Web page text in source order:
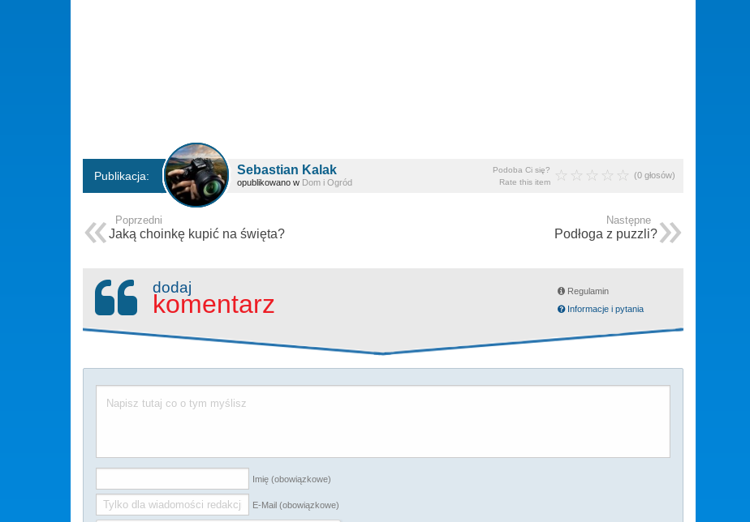
Publikacja: Sebastian Kalak
opublikowano w Dom i Ogród
Podoba Ci się?
Rate this item
(0 głosów)
Poprzedni
Jaką choinkę kupić na święta?
Następne
Podłoga z puzzli?
dodaj
komentarz
Regulamin
Informacje i pytania
Imię (obowiązkowe)
E-Mail (obowiązkowe)